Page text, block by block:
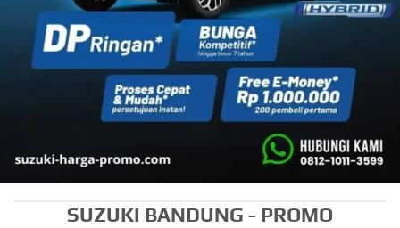
SUZUKI BANDUNG - PROMO